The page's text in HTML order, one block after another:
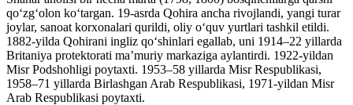
qoʻzgʻolon koʻtargan. 19-asrda Qohira ancha rivojlandi, yangi turar
joylar, sanoat korxonalari qurildi, oliy oʻquv yurtlari tashkil etildi.
1882-yilda Qohirani ingliz qoʻshinlari egallab, uni 1914–22 yillarda
Britaniya protektorati maʼmuriy markaziga aylantirdi. 1922-yildan
Misr Podshohligi poytaxti. 1953–58 yillarda Misr Respublikasi,
1958–71 yillarda Birlashgan Arab Respublikasi, 1971-yildan Misr
Arab Respublikasi poytaxti.